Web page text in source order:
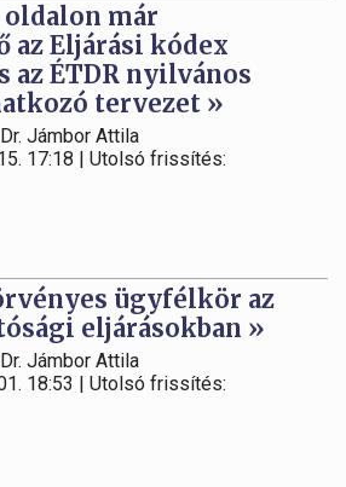
már
az Eljárási kódex
ÉTDR nyilvános
tervezet »
Jámbor Attila
17:18 | Utolsó frissítés:
ügyfélkör az
eljárásokban »
Jámbor Attila
18:53 | Utolsó frissítés: